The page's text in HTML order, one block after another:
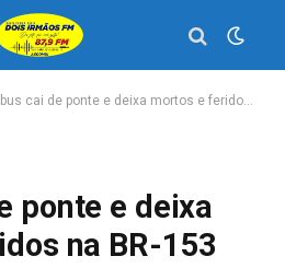
cai de ponte e deixa mortos e feridos na BR-153
ponte e deixa
na BR-153